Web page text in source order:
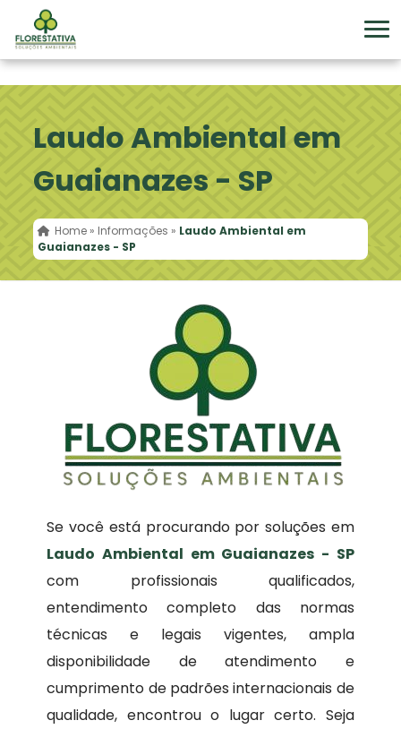
Laudo Ambiental em
Guaianazes - SP
Home » Informações » Laudo Ambiental em
Guaianazes - SP
Se você está procurando por soluções em
Laudo Ambiental em Guaianazes - SP
com profissionais qualificados,
entendimento completo das normas
técnicas e legais vigentes, ampla
disponibilidade de atendimento e
cumprimento de padrões internacionais de
qualidade, encontrou o lugar certo. Seja